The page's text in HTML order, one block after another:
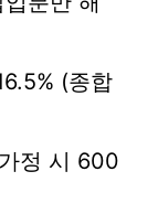
(종합
정 시 600